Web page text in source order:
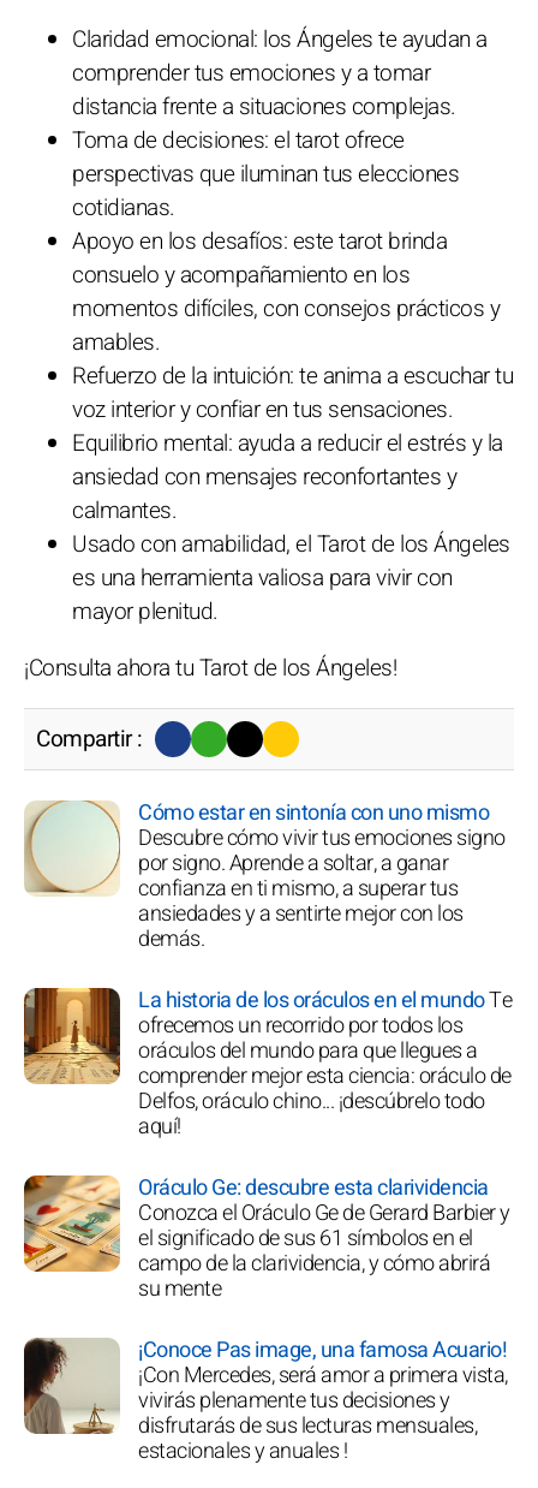
Claridad emocional: los Ángeles te ayudan a
comprender tus emociones y a tomar
distancia frente a situaciones complejas.
Toma de decisiones: el tarot ofrece
perspectivas que iluminan tus elecciones
cotidianas.
Apoyo en los desafíos: este tarot brinda
consuelo y acompañamiento en los
momentos difíciles, con consejos prácticos y
amables.
Refuerzo de la intuición: te anima a escuchar tu
voz interior y confiar en tus sensaciones.
Equilibrio mental: ayuda a reducir el estrés y la
ansiedad con mensajes reconfortantes y
calmantes.
Usado con amabilidad, el Tarot de los Ángeles
es una herramienta valiosa para vivir con
mayor plenitud.
¡Consulta ahora tu Tarot de los Ángeles!
Compartir :
Cómo estar en sintonía con uno mismo
Descubre cómo vivir tus emociones signo
por signo. Aprende a soltar, a ganar
confianza en ti mismo, a superar tus
ansiedades y a sentirte mejor con los
demás.
La historia de los oráculos en el mundoTe
ofrecemos un recorrido por todos los
oráculos del mundo para que llegues a
comprender mejor esta ciencia: oráculo de
Delfos, oráculo chino... ¡descúbrelo todo
aquí!
Oráculo Ge: descubre esta clarividencia
Conozca el Oráculo Ge de Gerard Barbier y
el significado de sus 61 símbolos en el
campo de la clarividencia, y cómo abrirá
su mente
¡Conoce Pas image, una famosa Acuario!
¡Con Mercedes, será amor a primera vista,
vivirás plenamente tus decisiones y
disfrutarás de sus lecturas mensuales,
estacionales y anuales !